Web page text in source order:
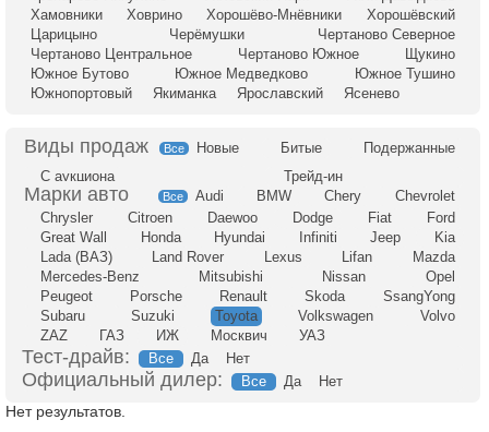
Хамовники
Ховрино Хорошёво-Мнёвники
Хорошёвский
Царицыно
Черёмушки
Чертаново Северное
Чертаново Центральное
Чертаново Южное
Щукино
Южное Бутово
Южное Медведково
Южное Тушино
Южнопортовый
Якиманка Ярославский Ясенево
Все Новые Битые
Подержанные
С аукциона
Трейд-ин
Все Audi BMW Chery
Chevrolet
Chrysler
Citroen Daewoo Dodge Fiat
Ford
Great Wall
Honda Hyundai Infiniti Jeep
Kia
Lada (ВАЗ)
Land Rover Lexus Lifan
Mazda
Mercedes-Benz
Mitsubishi Nissan
Opel
Peugeot
Porsche Renault Skoda
SsangYong
Subaru
Suzuki Toyota Volkswagen
Volvo
ZAZ
ГАЗ ИЖ Москвич УАЗ
Тест-драйв: Все Да Нет
Официальный дилер: Все Да Нет
Нет результатов.